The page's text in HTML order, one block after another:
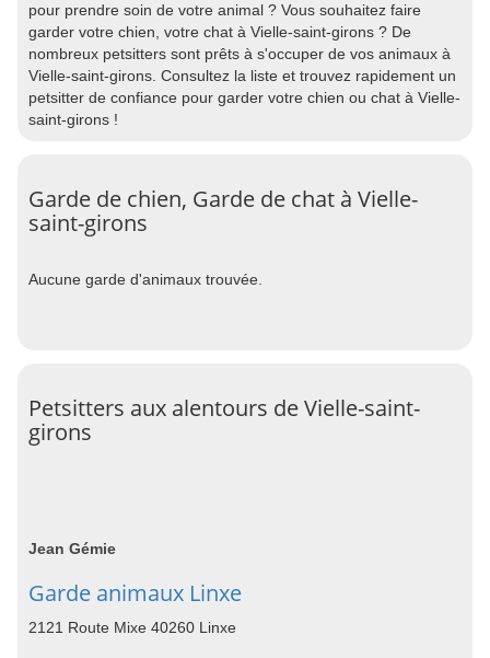
pour prendre soin de votre animal ? Vous souhaitez faire
garder votre chien, votre chat à Vielle-saint-girons ? De
nombreux petsitters sont prêts à s'occuper de vos animaux à
Vielle-saint-girons. Consultez la liste et trouvez rapidement un
petsitter de confiance pour garder votre chien ou chat à Vielle-
saint-girons !
Garde de chien, Garde de chat à Vielle-
saint-girons
Aucune garde d'animaux trouvée.
Petsitters aux alentours de Vielle-saint-
girons
Jean Gémie
Garde animaux Linxe
2121 Route Mixe 40260 Linxe